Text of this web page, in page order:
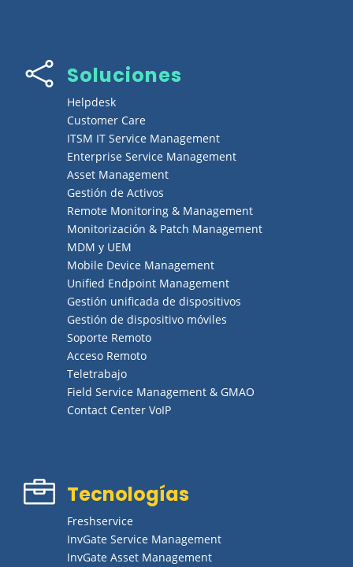
 Soluciones
Helpdesk
Customer Care
ITSM IT Service Management
Enterprise Service Management
Asset Management
Gestión de Activos
Remote Monitoring & Management
Monitorización & Patch Management
MDM y UEM
Mobile Device Management
Unified Endpoint Management
Gestión unificada de dispositivos
Gestión de dispositivo móviles
Soporte Remoto
Acceso Remoto
Teletrabajo
Field Service Management & GMAO
Contact Center VoIP
 Tecnologías
Freshservice
InvGate Service Management
InvGate Asset Management